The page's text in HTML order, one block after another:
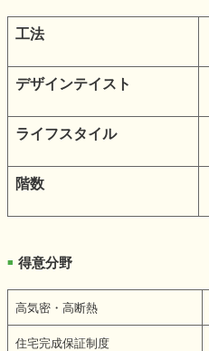
工法
デザインテイスト
ライフスタイル
階数
■ 得意分野
高気密・高断熱
住宅完成保証制度